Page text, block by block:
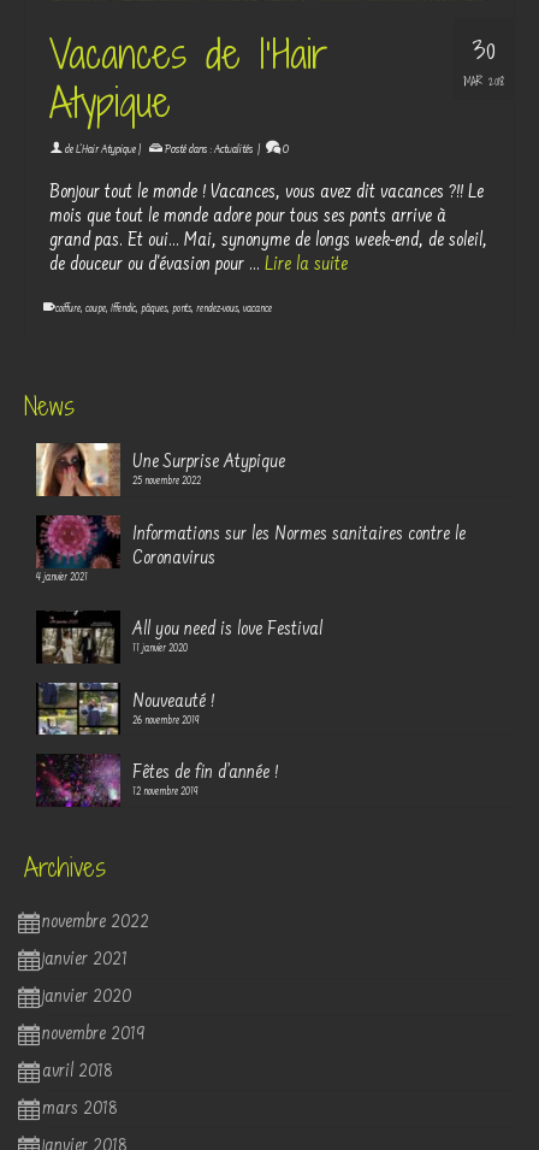
30
MAR 2018
Vacances de l’Hair
Atypique
deL'Hair Atypique| Posté dans :Actualités | 0
Bonjour tout le monde ! Vacances, vous avez dit vacances ?!! Le
mois que tout le monde adore pour tous ses ponts arrive à
grand pas. Et oui... Mai, synonyme de longs week-end, de soleil,
de douceur ou d'évasion pour … Lire la suite
coiffure, coupe, Iffendic, pâques, ponts, rendez-vous, vacance
News
Une Surprise Atypique
25 novembre 2022
Informations sur les Normes sanitaires contre le
Coronavirus
4 janvier 2021
All you need is love Festival
11 janvier 2020
Nouveauté !
26 novembre 2019
Fêtes de fin d’année !
12 novembre 2019
Archives
novembre 2022
janvier 2021
janvier 2020
novembre 2019
avril 2018
mars 2018